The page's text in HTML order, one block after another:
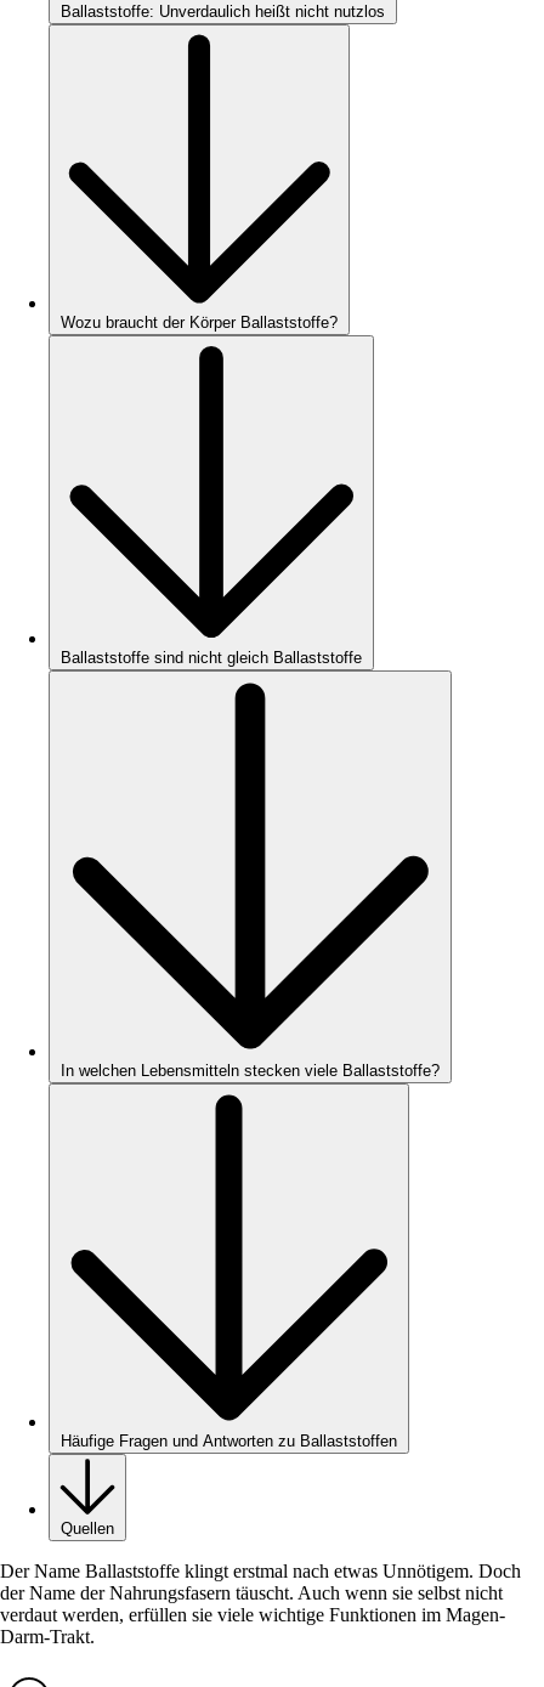
Ballaststoffe: Unverdaulich heißt nicht nutzlos
Wozu braucht der Körper Ballaststoffe?
Ballaststoffe sind nicht gleich Ballaststoffe
In welchen Lebensmitteln stecken viele Ballaststoffe?
Häufige Fragen und Antworten zu Ballaststoffen
Quellen
Der Name Ballaststoffe klingt erstmal nach etwas Unnötigem. Doch
der Name der Nahrungsfasern täuscht. Auch wenn sie selbst nicht
verdaut werden, erfüllen sie viele wichtige Funktionen im Magen-
Darm-Trakt.